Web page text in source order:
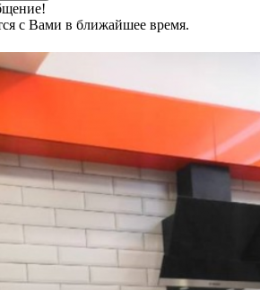
с Вами в ближайшее время.